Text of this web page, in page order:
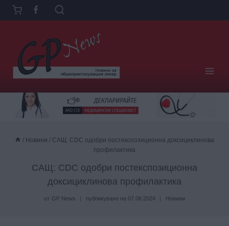
Към
съдържанието
/ Новини / САЩ: CDC одобри постекспозиционна доксициклинова
профилактика
САЩ: CDC одобри постекспозиционна
доксициклинова профилактика
от GP News публикувано на 07.06.2024 Новини